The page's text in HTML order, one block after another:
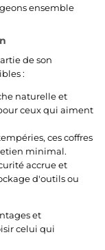
ensemble
de son
:
naturelle et
ceux qui aiment
ces coffres
minimal.
accrue et
d'outils ou
et
celui qui